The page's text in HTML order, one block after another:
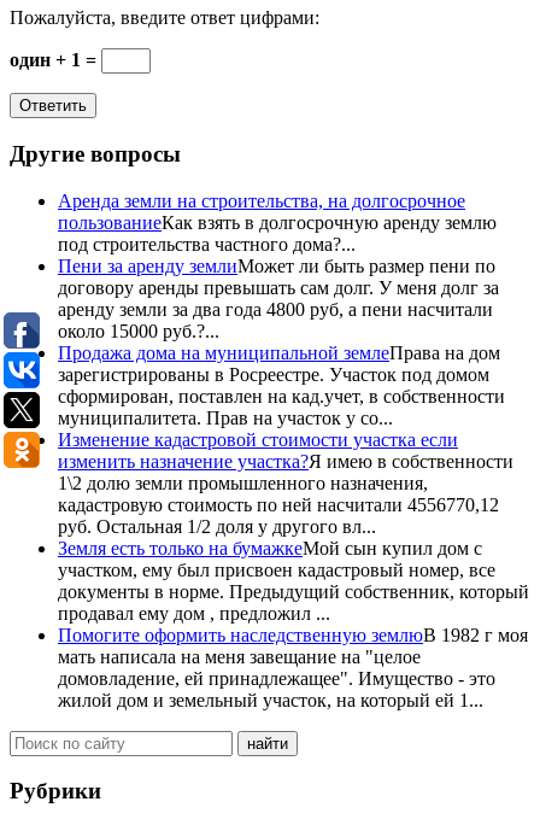
Пожалуйста, введите ответ цифрами:
один + 1 =
Другие вопросы
Аренда земли на строительства, на долгосрочное
пользованиеКак взять в долгосрочную аренду землю
под строительства частного дома?...
Пени за аренду землиМожет ли быть размер пени по
договору аренды превышать сам долг. У меня долг за
аренду земли за два года 4800 руб, а пени насчитали
около 15000 руб.?...
Продажа дома на муниципальной землеПрава на дом
зарегистрированы в Росреестре. Участок под домом
сформирован, поставлен на кад.учет, в собственности
муниципалитета. Прав на участок у со...
Изменение кадастровой стоимости участка если
изменить назначение участка?Я имею в собственности
1\2 долю земли промышленного назначения,
кадастровую стоимость по ней насчитали 4556770,12
руб. Остальная 1/2 доля у другого вл...
Земля есть только на бумажкеМой сын купил дом с
участком, ему был присвоен кадастровый номер, все
документы в норме. Предыдущий собственник, который
продавал ему дом , предложил ...
Помогите оформить наследственную землюВ 1982 г моя
мать написала на меня завещание на "целое
домовладение, ей принадлежащее". Имущество - это
жилой дом и земельный участок, на который ей 1...
Рубрики